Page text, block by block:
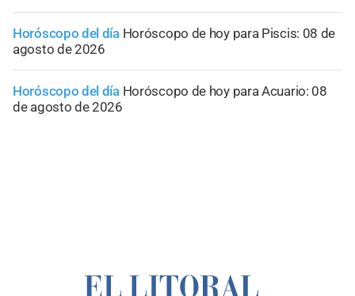
Horóscopo del día Horóscopo de hoy para Piscis: 08 de
agosto de 2026
Horóscopo del día Horóscopo de hoy para Acuario: 08
de agosto de 2026